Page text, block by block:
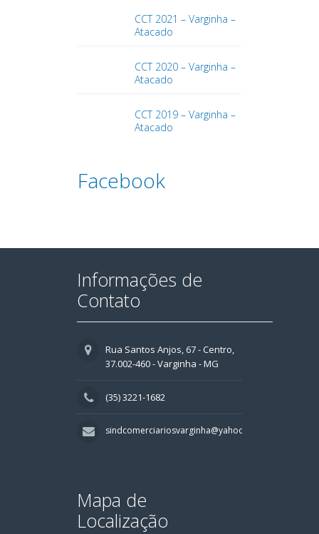
CCT 2021 – Varginha –
Atacado
CCT 2020 – Varginha –
Atacado
CCT 2019 – Varginha –
Atacado
Facebook
Informações de
Contato
Rua Santos Anjos, 67 - Centro,
37.002-460 - Varginha - MG
(35) 3221-1682
sindcomerciariosvarginha@yahoo.com.br
Mapa de
Localização